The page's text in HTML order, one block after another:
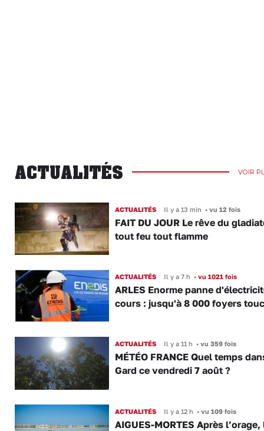
ACTUALITÉS VOIR
ACTUALITÉS Il y a 13 min •vu 12 fois
FAIT DU JOUR Le rêve du
tout feu tout flamme
ACTUALITÉS Il y a 7 h •vu 1021 fois
ARLES Enorme panne
cours : jusqu'à 8 000 foyers
ACTUALITÉS Il y a 11 h •vu 359 fois
MÉTÉO FRANCE Quel temps
Gard ce vendredi 7 août ?
ACTUALITÉS Il y a 12 h •vu 109 fois
AIGUES-MORTES Après l’orage,